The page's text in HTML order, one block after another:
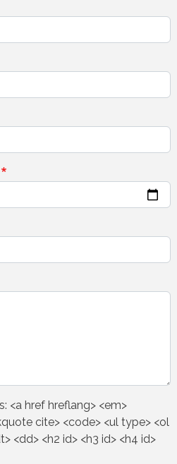
<a href hreflang> <em>
cite> <code> <ul type> <ol
<dd> <h2 id> <h3 id> <h4 id>